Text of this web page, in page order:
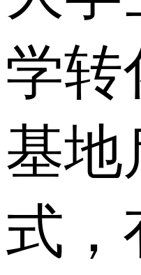
学转
基地
式，